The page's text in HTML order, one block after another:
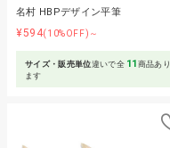
名村 HBPデザイン平筆
¥594(10%OFF)～
サイズ・販売単位違いで全 11 商品あり
ます